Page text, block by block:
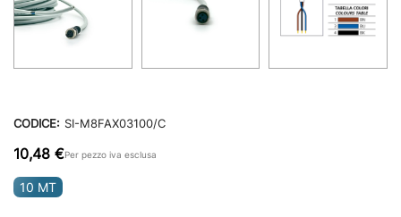
CODICE: SI-M8FAX03100/C
10,48 €Per pezzo iva esclusa
10 MT